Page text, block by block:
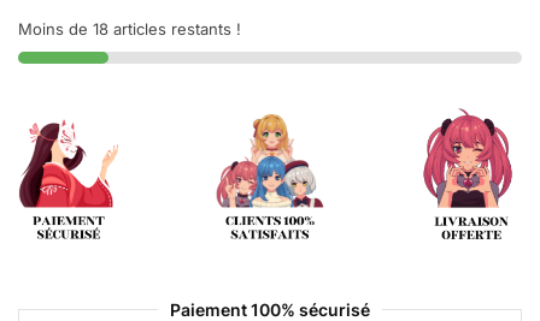
Moins de 18 articles restants !
Paiement 100% sécurisé